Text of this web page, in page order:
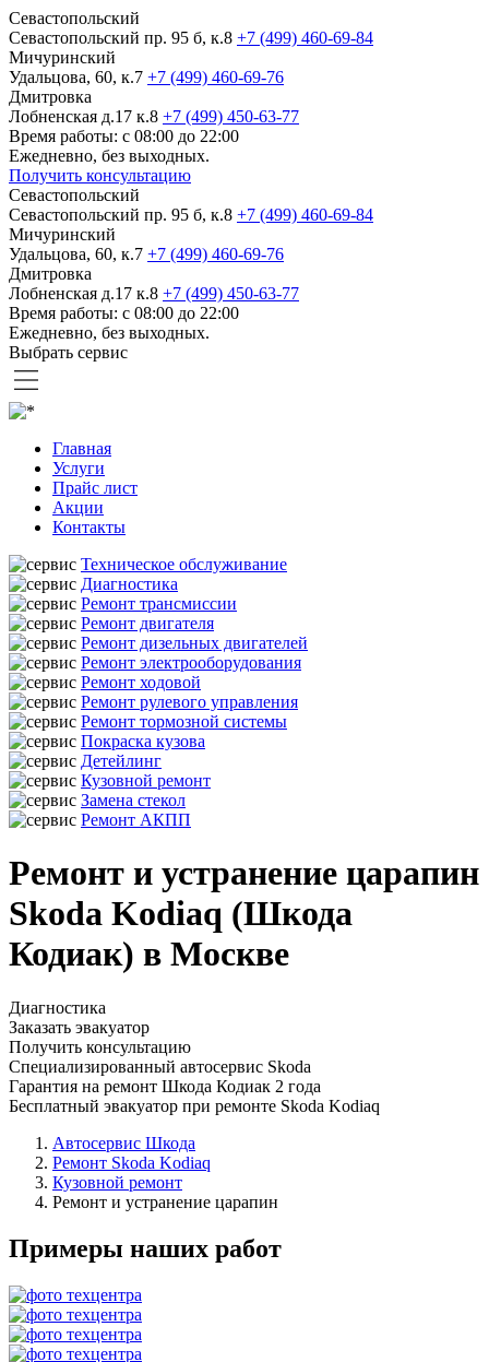
Севастопольский
Севастопольский пр. 95 б, к.8 +7 (499) 460-69-84
Мичуринский
Удальцова, 60, к.7 +7 (499) 460-69-76
Дмитровка
Лобненская д.17 к.8 +7 (499) 450-63-77
Время работы: с 08:00 до 22:00
Ежедневно, без выходных.
Получить консультацию
Севастопольский
Севастопольский пр. 95 б, к.8 +7 (499) 460-69-84
Мичуринский
Удальцова, 60, к.7 +7 (499) 460-69-76
Дмитровка
Лобненская д.17 к.8 +7 (499) 450-63-77
Время работы: с 08:00 до 22:00
Ежедневно, без выходных.
Выбрать сервис
Главная
Услуги
Прайс лист
Акции
Контакты
Техническое обслуживание
Диагностика
Ремонт трансмиссии
Ремонт двигателя
Ремонт дизельных двигателей
Ремонт электрооборудования
Ремонт ходовой
Ремонт рулевого управления
Ремонт тормозной системы
Покраска кузова
Детейлинг
Кузовной ремонт
Замена стекол
Ремонт АКПП
Ремонт и устранение царапин
Skoda Kodiaq (Шкода
Кодиак) в Москве
Диагностика
Заказать эвакуатор
Получить консультацию
Специализированный автосервис Skoda
Гарантия на ремонт Шкода Кодиак 2 года
Бесплатный эвакуатор при ремонте Skoda Kodiaq
Автосервис Шкода
Ремонт Skoda Kodiaq
Кузовной ремонт
Ремонт и устранение царапин
Примеры наших работ